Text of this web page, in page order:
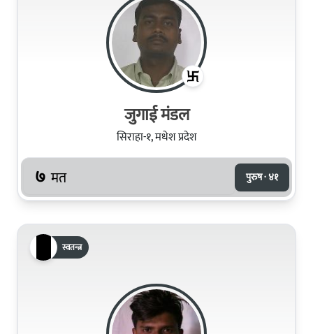
जुगाई मंडल
सिराहा-१, मधेश प्रदेश
७ मत पुरुष · ४१
स्वतन्त्र